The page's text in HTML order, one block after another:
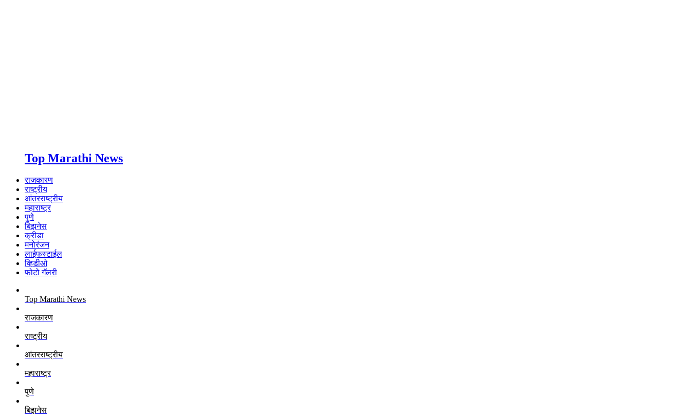
Top Marathi News
राजकारण
राष्ट्रीय
आंतरराष्ट्रीय
महाराष्ट्र
पुणे
बिझनेस
क्रीडा
मनोरंजन
लाईफस्टाईल
व्हिडीओ
फोटो गॅलरी
Top Marathi News
राजकारण
राष्ट्रीय
आंतरराष्ट्रीय
महाराष्ट्र
पुणे
बिझनेस